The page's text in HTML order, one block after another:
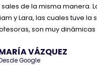
de la misma manera.
y Lara, las cuales tuve la
son muy dinámicas
VÁZQUEZ
Google